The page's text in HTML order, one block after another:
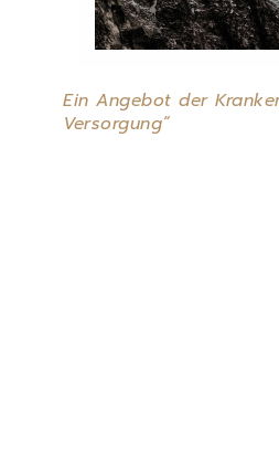
Ein Angebot der
Versorgung“